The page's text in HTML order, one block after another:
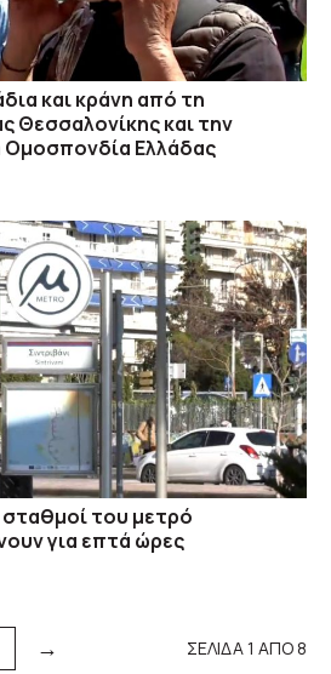
και κράνη από τη
Θεσσαλονίκης και την
Ελλάδας
του μετρό
για επτά ώρες
→ ΣΕΛΙΔΑ 1 ΑΠΟ 8